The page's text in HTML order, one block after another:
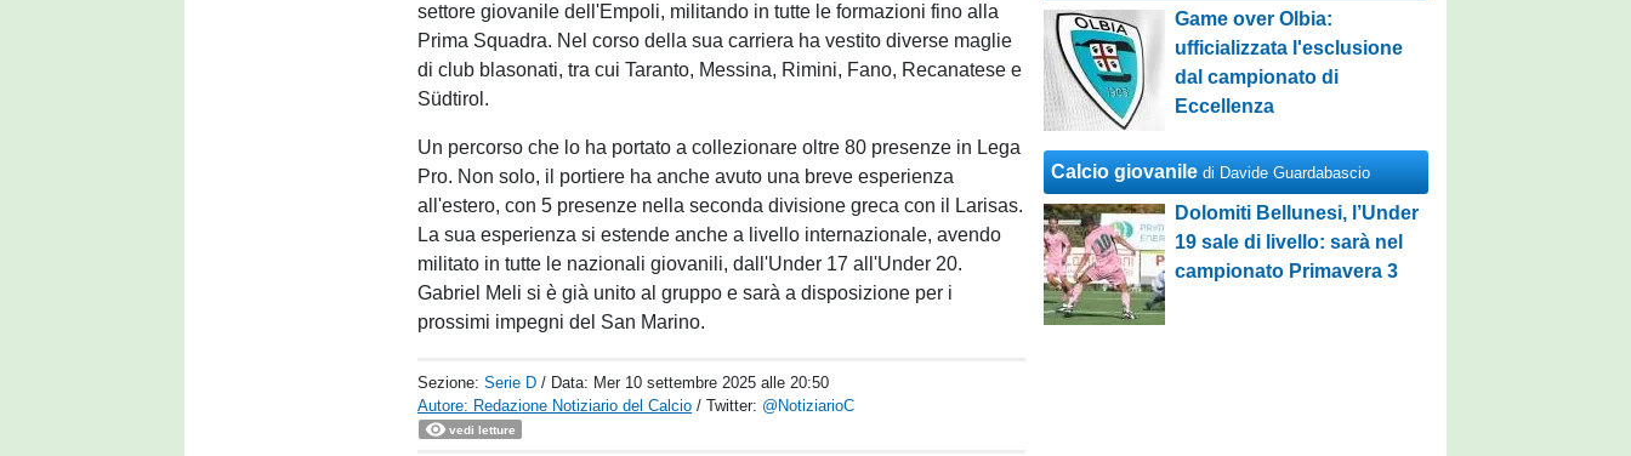
settore giovanile dell'Empoli, militando in tutte le formazioni fino alla
Prima Squadra. Nel corso della sua carriera ha vestito diverse maglie
di club blasonati, tra cui Taranto, Messina, Rimini, Fano, Recanatese e
Südtirol.
Un percorso che lo ha portato a collezionare oltre 80 presenze in Lega
Pro. Non solo, il portiere ha anche avuto una breve esperienza
all'estero, con 5 presenze nella seconda divisione greca con il Larisas.
La sua esperienza si estende anche a livello internazionale, avendo
militato in tutte le nazionali giovanili, dall'Under 17 all'Under 20.
Gabriel Meli si è già unito al gruppo e sarà a disposizione per i
prossimi impegni del San Marino.
Sezione:Serie D / Data: Mer 10 settembre 2025 alle 20:50
Autore: Redazione Notiziario del Calcio / Twitter: @NotiziarioC
vedi letture
Game over Olbia:
ufficializzata l'esclusione
dal campionato di
Eccellenza
Calcio giovanile di Davide Guardabascio
Dolomiti Bellunesi, l’Under
19 sale di livello: sarà nel
campionato Primavera 3